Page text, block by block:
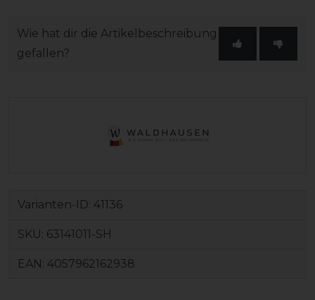
Wie hat dir die Artikelbeschreibung
gefallen?
Varianten-ID: 41136
SKU: 63141011-SH
EAN: 4057962162938